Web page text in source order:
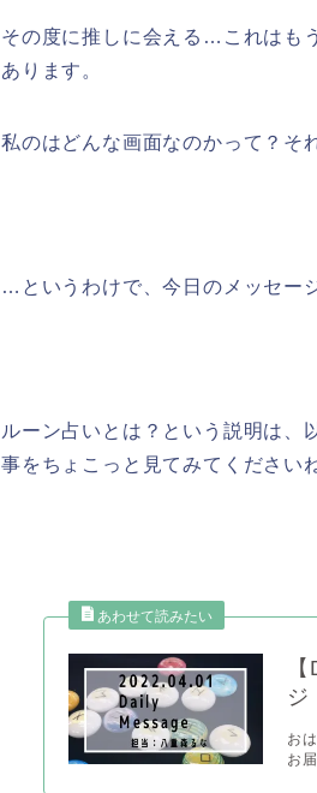
その度に推しに会える…これはも
あります。
私のはどんな画面なのかって？そ
…というわけで、今日のメッセー
ルーン占いとは？という説明は、
事をちょこっと見てみてください
ジ
お
お